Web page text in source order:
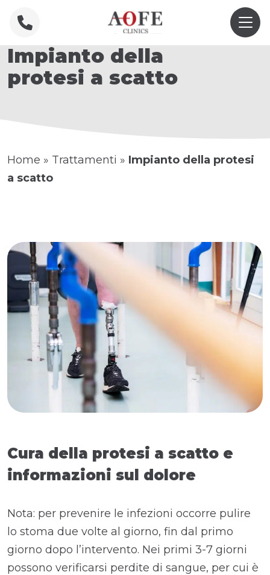
Impianto della
protesi a scatto
Home » Trattamenti » Impianto della protesi
a scatto
Cura della protesi a scatto e
informazioni sul dolore
Nota: per prevenire le infezioni occorre pulire
lo stoma due volte al giorno, fin dal primo
giorno dopo l’intervento. Nei primi 3-7 giorni
possono verificarsi perdite di sangue, per cui è